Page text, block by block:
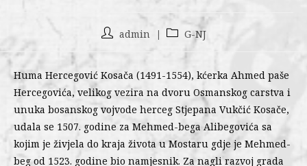
admin G-NJ
Huma Hercegović Kosača (1491-1554), kćerka Ahmed paše
Hercegovića, velikog vezira na dvoru Osmanskog carstva i
unuka bosanskog vojvode herceg Stjepana Vukčić Kosače,
udala se 1507. godine za Mehmed-bega Alibegovića sa
kojim je živjela do kraja života u Mostaru gdje je Mehmed-
beg od 1523. godine bio namjesnik. Za nagli razvoj grada